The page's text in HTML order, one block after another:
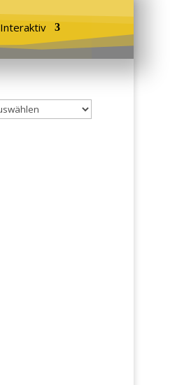
Interaktiv